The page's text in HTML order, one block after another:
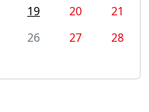
19 20
21
26 27
28